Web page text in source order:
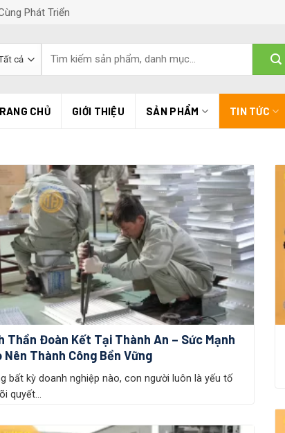
Phát Triển
kiếm:
CHỦ GIỚI THIỆU SẢN PHẨM TIN TỨC
Thần Đoàn Kết Tại Thành An – Sức Mạnh
Nên Thành Công Bền Vững
bất kỳ doanh nghiệp nào, con người luôn là yếu tố
quyết...